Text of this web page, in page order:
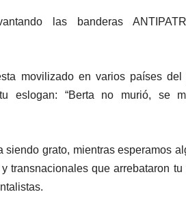
las banderas
movilizado en varios países
eslogan: “Berta no murió, se
siendo grato, mientras esperamos
transnacionales que arrebataron